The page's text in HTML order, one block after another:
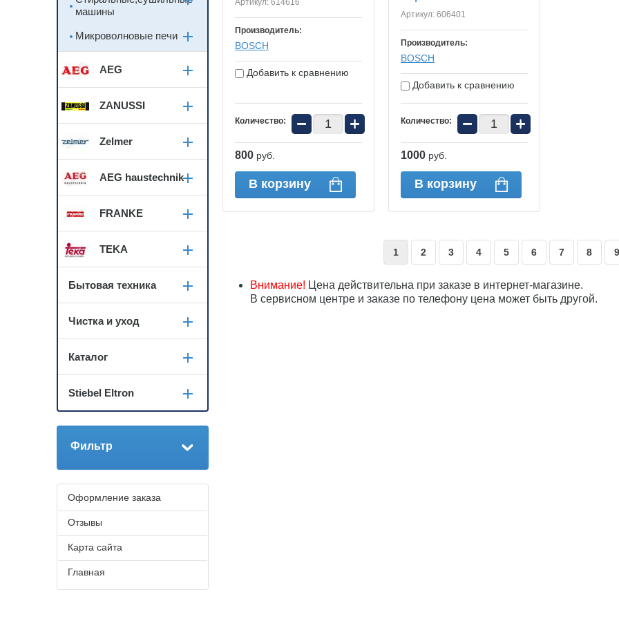
Артикул: 614616
Производитель:
BOSСH
Добавить к сравнению
Количество: − +
800 руб.
В корзину
Артикул: 606401
Производитель:
BOSСH
Добавить к сравнению
Количество: − +
1000 руб.
В корзину
1 2 3 4 5 6 7 8 9
Внимание! Цена действительна при заказе в интернет-магазине.
В сервисном центре и заказе по телефону цена может быть другой.
машины
Микроволновые печи
AEG
ZANUSSI
Zelmer
AEG haustechnik
FRANKE
TEKA
Бытовая техника
Чистка и уход
Каталог
Stiebel Eltron
Фильтр
Оформление заказа
Отзывы
Карта сайта
Главная